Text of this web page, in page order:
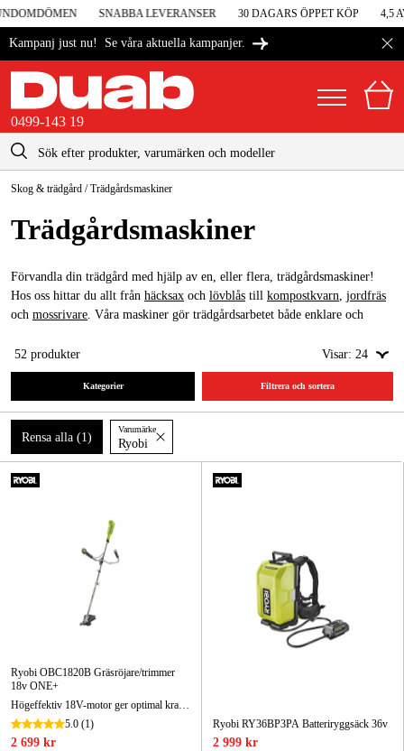
SNABBA LEVERANSER 30 DAGARS ÖPPET KÖP 4,5
Kampanj just nu! Se våra aktuella kampanjer.
0499-143 19
Sverige
Danmark
Suomi
Norge
Maskiner & verktyg
Garage & verkstad
Maskintillbehör & förbrukning
Arbetskläder & skydd
Skog & trädgård
Hem & fritid
Artiklar & Guider
Kontakt & Öppettider
FAQ
kontakt@duab.se
Skog & trädgård /Trädgårdsmaskiner
Trädgårdsmaskiner
Förvandla din trädgård med hjälp av en, eller flera, trädgårdsmaskiner!
Hos oss hittar du allt från häcksax och lövblås till kompostkvarn jordfräs
och mossrivare . Våra maskiner gör trädgårdsarbetet både enklare och
52 produkter Visar: 24
Kategorier Filtrera och sortera
Rensa alla (1 )
Varumärke
Ryobi
Ryobi OBC1820B Gräsröjare/trimmer
18v ONE+
Högeffektiv 18V-motor ger optimal kraft för trimning av kraftigt och långt gräs
5.0 (1)
2 699 kr
Ryobi RY36BP3PA Batteriryggsäck 36v
2 999 kr